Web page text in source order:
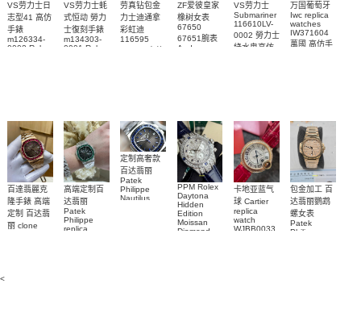
VS劳力士日
志型41 高仿
手錶
m126334-
0002 Rolex
VS劳力士蚝
式恒动 勞力
士復刻手錶
m134303-
0001 Rolex
劳真钻包金
力士迪通拿
彩虹迪
116595
ZF爱彼皇家
橡树女表
67650
67651腕表
Audemars
VS劳力士
Submariner
116610LV-
0002 勞力士
綠水鬼高仿
万国葡萄牙
Iwc replica
watches
IW371604
萬國 高仿手
百達翡麗克
隆手錶 高端
定制 百达翡
丽 clone
高端定制百
达翡丽
Patek
Philippe
replica
定制高奢款
百达翡丽
Patek
Philippe
Nautilus
PPM Rolex
Daytona
Hidden
Edition
Moissan
Diamond
卡地亚蓝气
球 Cartier
replica
watch
WJBB0033
包金加工 百
达翡丽鹦鹉
螺女表
Patek
Philippe
<